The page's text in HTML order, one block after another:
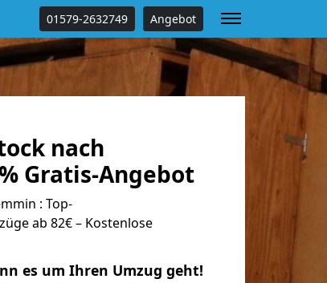
01579-2632749 Angebot
nach
Gratis-Angebot
: Top-
ab 82€ – Kostenlose
es um Ihren Umzug geht!